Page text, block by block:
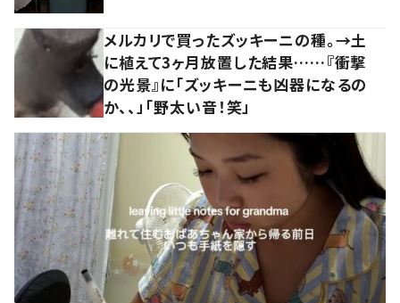
メルカリで買ったズッキーニの種。→土
に植えて3ヶ月放置した結果……『衝撃
の光景』に「ズッキーニも凶器になるの
か、、」「野太い音！笑」